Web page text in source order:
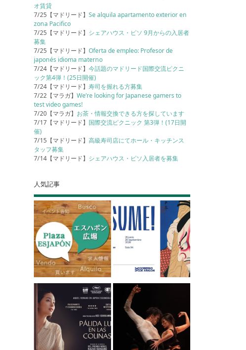
オ賃貸
7/25【マドリード】Se alquila apartamento exterior en
zona Pacifico
7/25【マドリード】 シェアハウス・ピソ 9月からの入居者
募集
7/25【マドリード】Oferta de empleo: Profesor de
japonés idioma materno
7/24【マドリード】今話題のマドリード国際交流ピクニ
ック第4弾！(25日開催)
7/24【マドリード】寿司を握れる方募集
7/22【マラガ】We’re looking for Japanese gamers to
test video games!
7/20【マラガ】 お茶・情報交換できる方を探しています
7/17【マドリード】 国際交流ピクニック 第3弾！(17日開
催)
7/15【マドリード】高級寿司店にてホール・キッチンス
タッフ募集
7/14【マドリード】 シェアハウス・ピソ入居者を募集
人気記事